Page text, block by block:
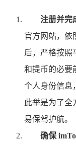
注册并完
官方网站，依
后，严格按照
和提币的必要
个人身份信息
此举是为了全
易保驾护航。
确保